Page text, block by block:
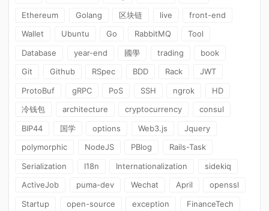
Ethereum
Golang 区块链 live
front-end
Wallet
Ubuntu Go RabbitMQ
Tool
Database
year-end 國學 trading
book
Git
Github RSpec BDD Rack
JWT
ProtoBuf
gRPC PoS SSH ngrok
HD
冷钱包
architecture cryptocurrency
consul
BIP44
国学 options Web3.js
Jquery
polymorphic
NodeJS PBlog
Rails-Task
Serialization
I18n Internationalization
sidekiq
ActiveJob
puma-dev Wechat April
openssl
Startup
open-source exception
FinanceTech